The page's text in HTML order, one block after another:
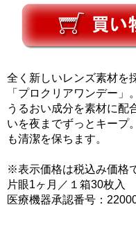
全く新しいレンズ素材を
「プロクリアワンデー
うるおい成分を素材に配
いを夜までずっとキープ
も清潔を保ちます。
※表示価格は税込み価格
片眼1ヶ月／１箱30枚入
医療機器承認番号：